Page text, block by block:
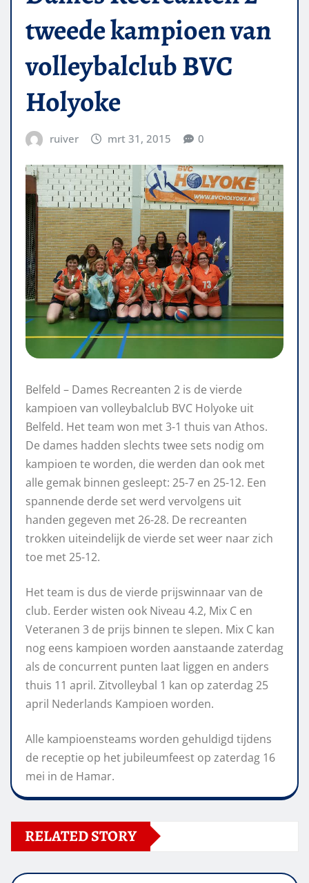
tweede kampioen van
volleybalclub BVC
Holyoke
ruiver mrt 31, 2015 0
Belfeld – Dames Recreanten 2 is de vierde
kampioen van volleybalclub BVC Holyoke uit
Belfeld. Het team won met 3-1 thuis van Athos.
De dames hadden slechts twee sets nodig om
kampioen te worden, die werden dan ook met
alle gemak binnen gesleept: 25-7 en 25-12. Een
spannende derde set werd vervolgens uit
handen gegeven met 26-28. De recreanten
trokken uiteindelijk de vierde set weer naar zich
toe met 25-12.
Het team is dus de vierde prijswinnaar van de
club. Eerder wisten ook Niveau 4.2, Mix C en
Veteranen 3 de prijs binnen te slepen. Mix C kan
nog eens kampioen worden aanstaande zaterdag
als de concurrent punten laat liggen en anders
thuis 11 april. Zitvolleybal 1 kan op zaterdag 25
april Nederlands Kampioen worden.
Alle kampioensteams worden gehuldigd tijdens
de receptie op het jubileumfeest op zaterdag 16
mei in de Hamar.
RELATED STORY